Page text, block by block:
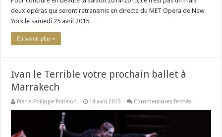
deux opéras qui seront retransmis en directe du MET Opera de New
York le samedi 25 avril 2015 …
En savoir plus »
Ivan le Terrible votre prochain ballet à
Marrakech
Pierre-Philippe Poitelon 14 avril 2015 Commentaires fermés